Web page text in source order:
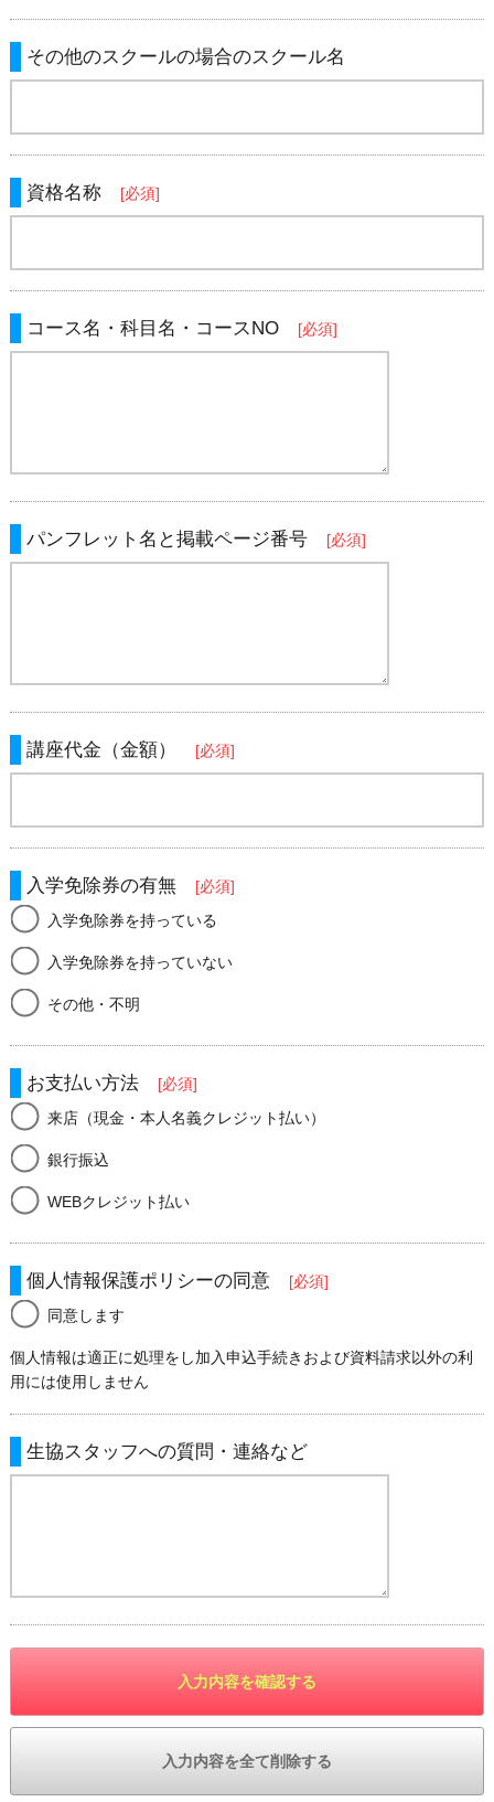
その他のスクールの場合のスクール名
資格名称 [必須]
コース名・科目名・コースNO [必須]
パンフレット名と掲載ページ番号 [必須]
講座代金（金額） [必須]
入学免除券の有無
[必須]
入学免除券を持っている
入学免除券を持っていない
その他・不明
お支払い方法
[必須]
来店（現金・本人名義クレジット払い）
銀行振込
WEBクレジット払い
個人情報保護ポリシーの同意
[必須]
同意します
個人情報は適正に処理をし加入申込手続きおよび資料請求以外の利
用には使用しません
生協スタッフへの質問・連絡など
入力内容を確認する
入力内容を全て削除する